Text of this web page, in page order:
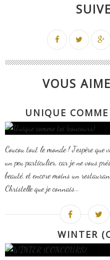
VOUS
UNIQUE
Coucou tout le monde ! J’espère
un peu particulier, car je ne vous
beauté, et encore moins un
Christelle que je connais...
WINTER